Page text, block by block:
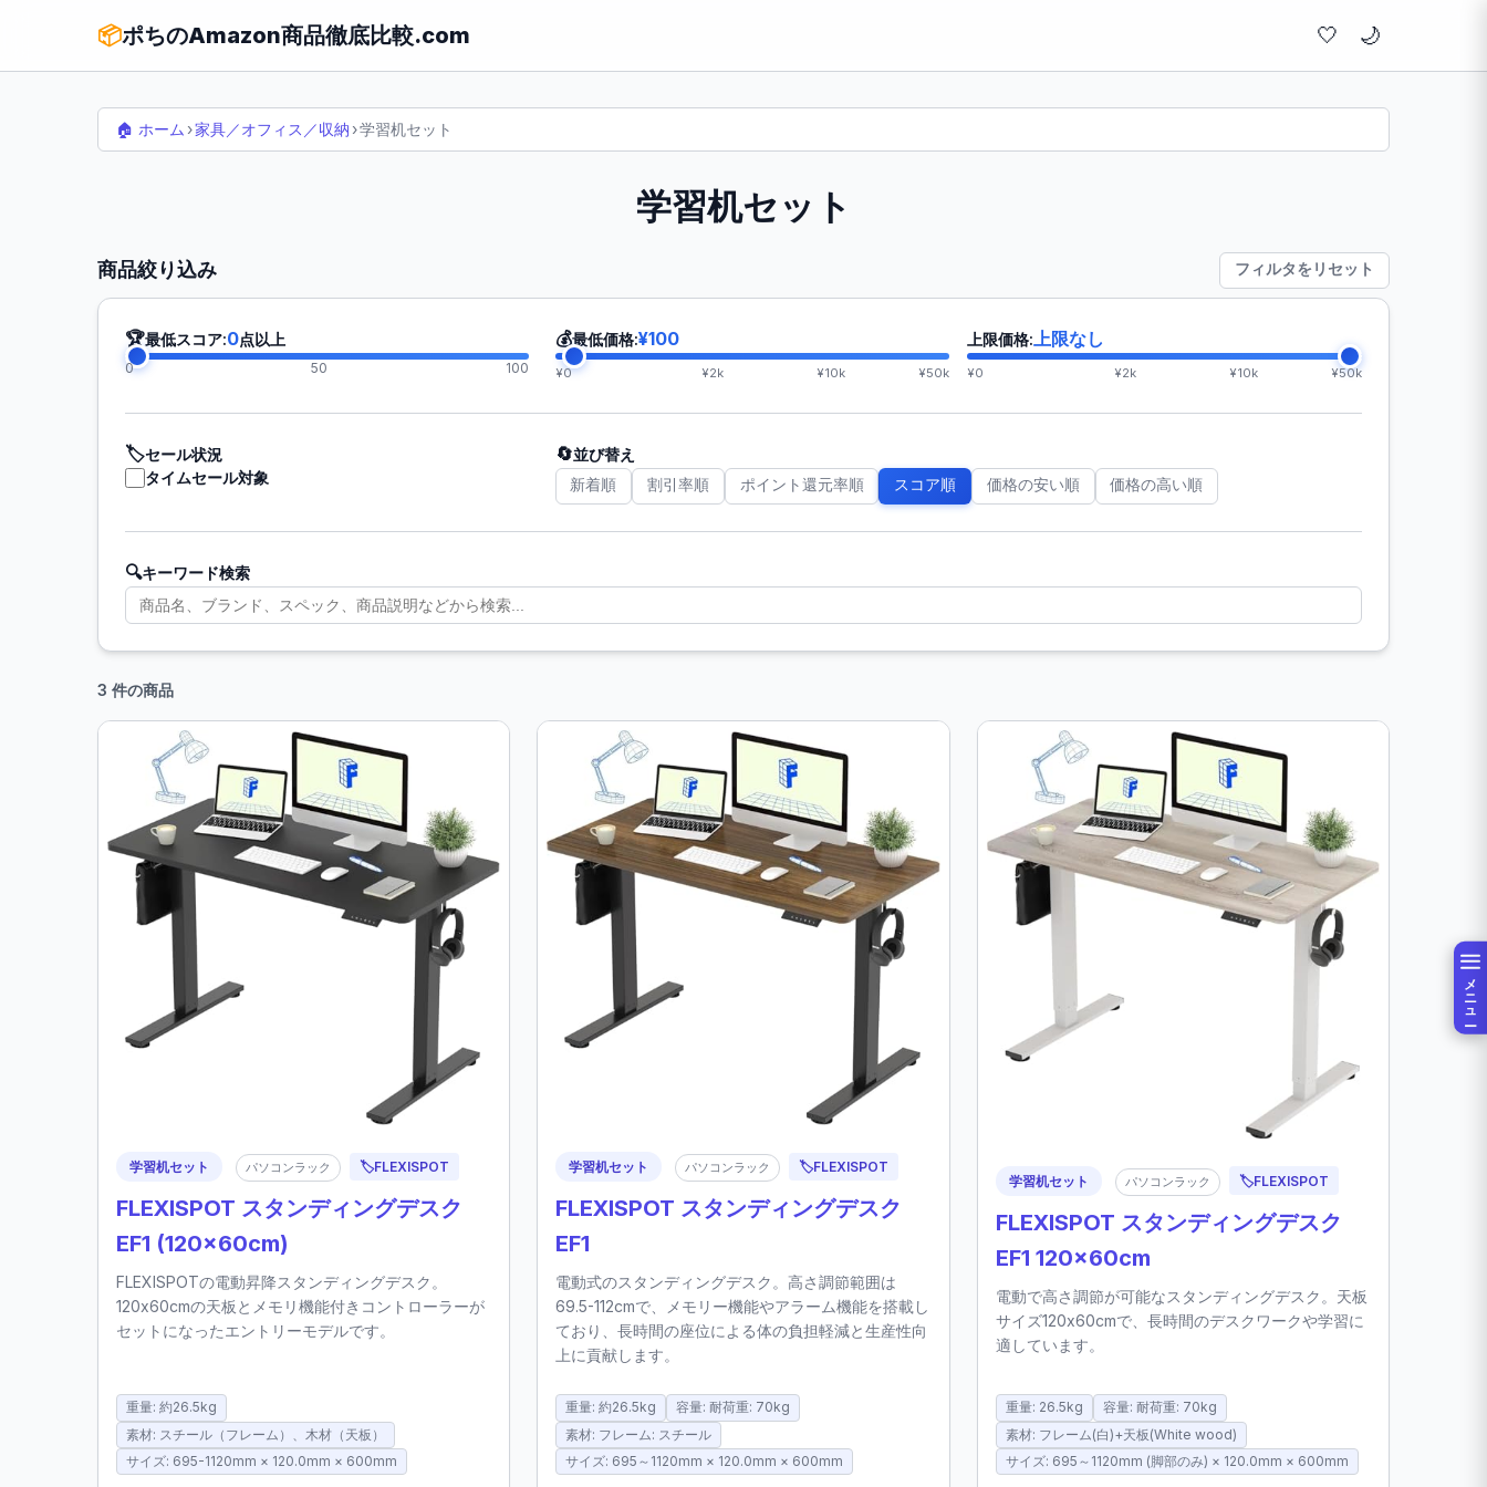
📦ポちのAmazon商品徹底比較.com 🤍
メニュー
🏠 ホーム ›家具／オフィス／収納 ›学習机セット
学習机セット
商品絞り込み フィルタをリセット
🏆最低スコア:0点以上
0 50 100
💰最低価格:¥100
¥0 ¥2k ¥10k ¥50k
上限価格: 上限なし
¥0 ¥2k ¥10k ¥50k
🏷️セール状況
タイムセール対象
🔄並び替え
新着順 割引率順 ポイント還元率順 スコア順 価格の安い順 価格の高い順
🔍キーワード検索
3 件の商品
学習机セット パソコンラック 🏷️FLEXISPOT
FLEXISPOT スタンディングデスク
EF1 (120x60cm)
FLEXISPOTの電動昇降スタンディングデスク。
120x60cmの天板とメモリ機能付きコントローラーが
セットになったエントリーモデルです。
重量: 約26.5kg
素材: スチール（フレーム）、木材（天板）
サイズ: 695-1120mm × 120.0mm × 600mm
学習机セット パソコンラック 🏷️FLEXISPOT
FLEXISPOT スタンディングデスク
EF1
電動式のスタンディングデスク。高さ調節範囲は
69.5-112cmで、メモリー機能やアラーム機能を搭載し
ており、長時間の座位による体の負担軽減と生産性向
上に貢献します。
重量: 約26.5kg
容量: 耐荷重: 70kg
素材: フレーム: スチール
サイズ: 695～1120mm × 120.0mm × 600mm
学習机セット パソコンラック 🏷️FLEXISPOT
FLEXISPOT スタンディングデスク
EF1 120x60cm
電動で高さ調節が可能なスタンディングデスク。天板
サイズ120x60cmで、長時間のデスクワークや学習に
適しています。
重量: 26.5kg
容量: 耐荷重: 70kg
素材: フレーム(白)+天板(White wood)
サイズ: 695～1120mm (脚部のみ) × 120.0mm × 600mm